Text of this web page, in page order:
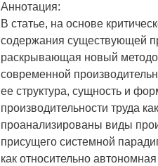
Аннотация:
В статье, на основе
содержания существующей
раскрывающая новый
современной
ее структура, сущность и
производительности труда
проанализированы виды
присущего системной
как относительно